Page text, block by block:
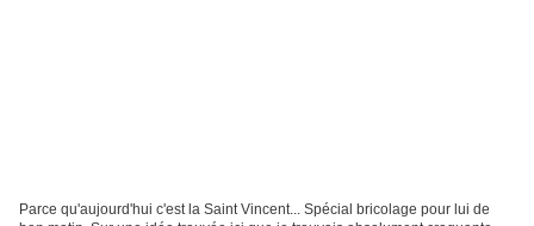
Parce qu'aujourd'hui c'est la Saint Vincent... Spécial bricolage pour lui de